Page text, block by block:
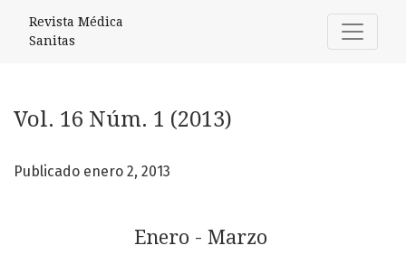
Revista Médica
Sanitas
Vol. 16 Núm. 1 (2013)
Publicado enero 2, 2013
Enero - Marzo